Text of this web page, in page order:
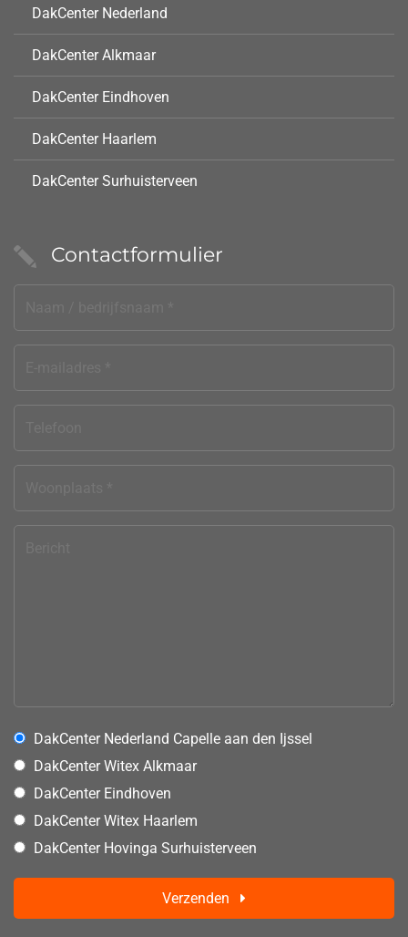
DakCenter Nederland
DakCenter Alkmaar
DakCenter Eindhoven
DakCenter Haarlem
DakCenter Surhuisterveen
Contactformulier
DakCenter Nederland Capelle aan den Ijssel
DakCenter Witex Alkmaar
DakCenter Eindhoven
DakCenter Witex Haarlem
DakCenter Hovinga Surhuisterveen
Verzenden